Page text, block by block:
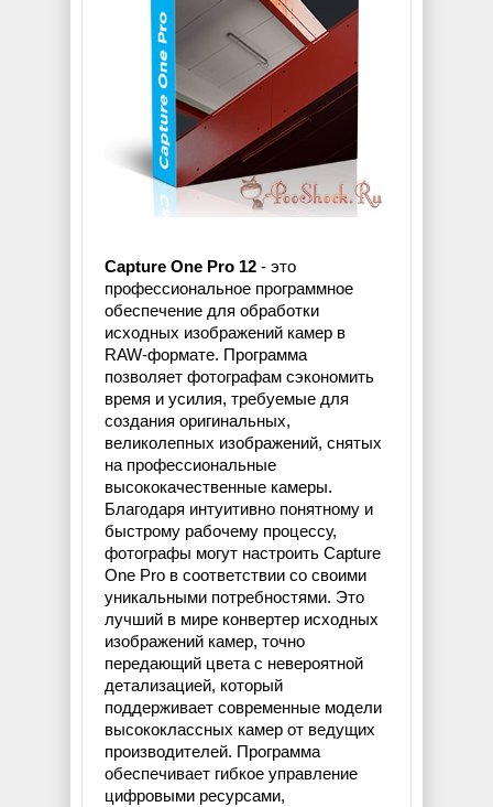
Capture One Pro 12 - это
профессиональное программное
обеспечение для обработки
исходных изображений камер в
RAW-формате. Программа
позволяет фотографам сэкономить
время и усилия, требуемые для
создания оригинальных,
великолепных изображений, снятых
на профессиональные
высококачественные камеры.
Благодаря интуитивно понятному и
быстрому рабочему процессу,
фотографы могут настроить Capture
One Pro в соответствии со своими
уникальными потребностями. Это
лучший в мире конвертер исходных
изображений камер, точно
передающий цвета с невероятной
детализацией, который
поддерживает современные модели
высококлассных камер от ведущих
производителей. Программа
обеспечивает гибкое управление
цифровыми ресурсами,